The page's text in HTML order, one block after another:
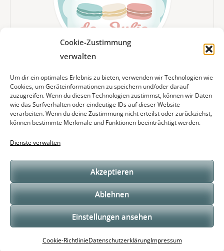
Cookie-Zustimmung
verwalten
Um dir ein optimales Erlebnis zu bieten, verwenden wir Technologien wie
Cookies, um Geräteinformationen zu speichern und/oder darauf
zuzugreifen. Wenn du diesen Technologien zustimmst, können wir Daten
wie das Surfverhalten oder eindeutige IDs auf dieser Website
verarbeiten. Wenn du deine Zustimmung nicht erteilst oder zurückziehst,
können bestimmte Merkmale und Funktionen beeinträchtigt werden.
Dienste verwalten
Akzeptieren
Ablehnen
Einstellungen ansehen
Cookie-RichtlinieDatenschutzerklärungImpressum
Subscribe and Follow
Meistgelesene Artikel
Hallo neue Website !